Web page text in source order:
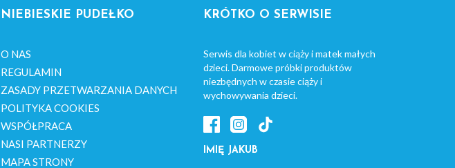
NIEBIESKIE PUDEŁKO
O NAS
REGULAMIN
ZASADY PRZETWARZANIA DANYCH
POLITYKA COOKIES
WSPÓŁPRACA
NASI PARTNERZY
MAPA STRONY
KRÓTKO O SERWISIE
Serwis dla kobiet w ciąży i matek małych
dzieci. Darmowe próbki produktów
niezbędnych w czasie ciąży i
wychowywania dzieci.
IMIĘ JAKUB